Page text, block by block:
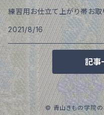
練習用お仕立て上がり帯お取
2021/8/16
記事
© 青山きもの学院の